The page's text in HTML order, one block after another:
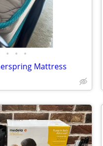
• • •
Mattress